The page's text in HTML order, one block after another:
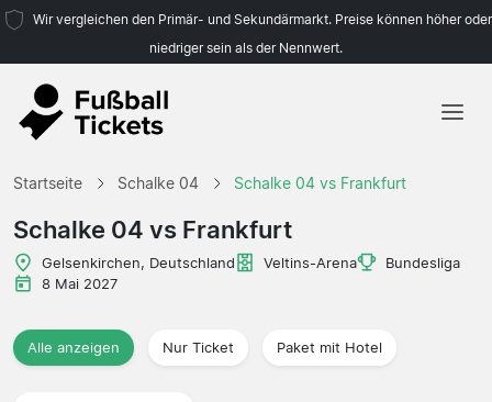
Wir vergleichen den Primär- und Sekundärmarkt. Preise können höher oder
niedriger sein als der Nennwert.
Startseite Schalke 04 Schalke 04 vs Frankfurt
Schalke 04 vs Frankfurt
Gelsenkirchen, Deutschland Veltins-Arena
Bundesliga
8 Mai 2027
Alle anzeigen Nur Ticket Paket mit Hotel